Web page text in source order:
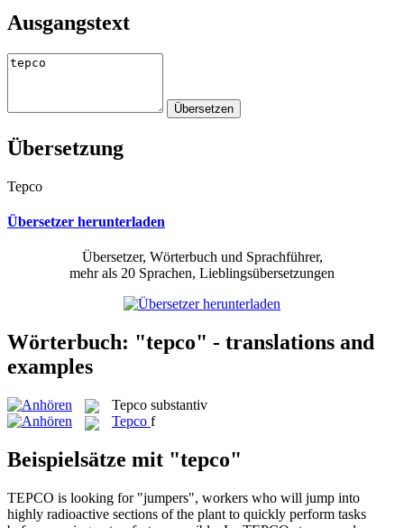
Ausgangstext
Übersetzung
Tepco
Übersetzer herunterladen
Übersetzer, Wörterbuch und Sprachführer,
mehr als 20 Sprachen, Lieblingsübersetzungen
Wörterbuch: "tepco" - translations and
examples
Tepco substantiv
Tepco f
Beispielsätze mit "tepco"
TEPCO is looking for "jumpers", workers who will jump into
highly radioactive sections of the plant to quickly perform tasks